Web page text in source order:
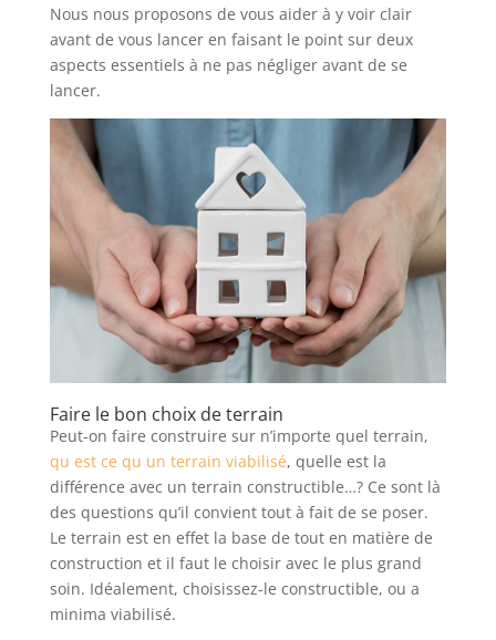
Nous nous proposons de vous aider à y voir clair
avant de vous lancer en faisant le point sur deux
aspects essentiels à ne pas négliger avant de se
lancer.
Faire le bon choix de terrain
Peut-on faire construire sur n’importe quel terrain,
qu est ce qu un terrain viabilisé, quelle est la
différence avec un terrain constructible…? Ce sont là
des questions qu’il convient tout à fait de se poser.
Le terrain est en effet la base de tout en matière de
construction et il faut le choisir avec le plus grand
soin. Idéalement, choisissez-le constructible, ou a
minima viabilisé.